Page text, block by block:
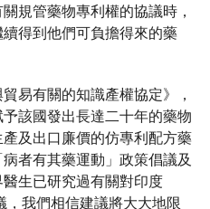
規管藥物專利權的協議時，
得到他們可負擔得來的藥
易有關的知識產權協定》，
該國發出長達二十年的藥物
及出口廉價的仿專利配方藥
者有其藥運動」政策倡議及
生已研究過有關對印度
，我們相信建議將大大地限